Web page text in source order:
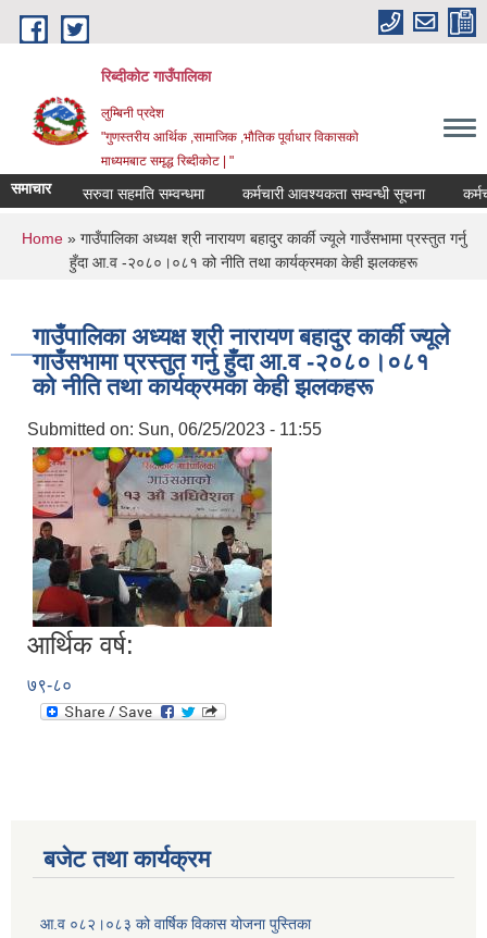
Skip to main content
रिब्दीकोट गाउँपालिका
लुम्बिनी प्रदेश
"गुणस्तरीय आर्थिक ,सामाजिक ,भौतिक पूर्वाधार विकासको
माध्यमबाट समृद्ध रिब्दीकोट | "
समाचार सरुवा सहमति सम्वन्धमा कर्मचारी आवश्यकता सम्वन्धी सूचना
You are here
Home» गाउँपालिका अध्यक्ष श्री नारायण बहादुर कार्की ज्यूले गाउँसभामा प्रस्तुत गर्नु
हुँदा आ.व -२०८०।०८१ को नीति तथा कार्यक्रमका केही झलकहरू
गाउँपालिका अध्यक्ष श्री नारायण बहादुर कार्की ज्यूले
गाउँसभामा प्रस्तुत गर्नु हुँदा आ.व -२०८०।०८१
को नीति तथा कार्यक्रमका केही झलकहरू
Submitted on: Sun, 06/25/2023 - 11:55
आर्थिक वर्ष:
७९-८०
बजेट तथा कार्यक्रम
आ.व ०८२।०८३ को वार्षिक विकास योजना पुस्तिका